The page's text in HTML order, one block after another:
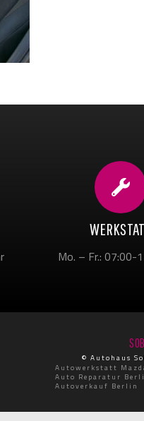
Mo. – Fr.: 07:00-
© Autohaus
Autowerkstatt
Auto Reparatur
Autoverkauf Berlin